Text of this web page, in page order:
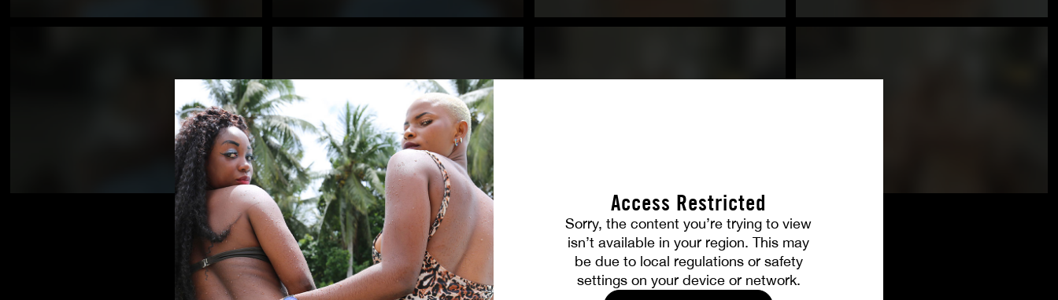
Access Restricted
Sorry, the content you’re trying to view
isn’t available in your region. This may
be due to local regulations or safety
settings on your device or network.
TOUTES LES PHOTOS